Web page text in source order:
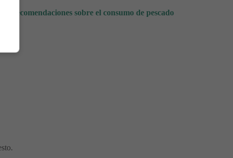
⇒
Recomendaciones sobre el consumo de pescado